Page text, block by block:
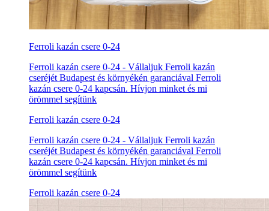
Ferroli kazán csere 0-24
Ferroli kazán csere 0-24 - Vállaljuk Ferroli kazán
cseréjét Budapest és környékén garanciával Ferroli
kazán csere 0-24 kapcsán. Hívjon minket és mi
örömmel segítünk
Ferroli kazán csere 0-24
Ferroli kazán csere 0-24 - Vállaljuk Ferroli kazán
cseréjét Budapest és környékén garanciával Ferroli
kazán csere 0-24 kapcsán. Hívjon minket és mi
örömmel segítünk
Ferroli kazán csere 0-24